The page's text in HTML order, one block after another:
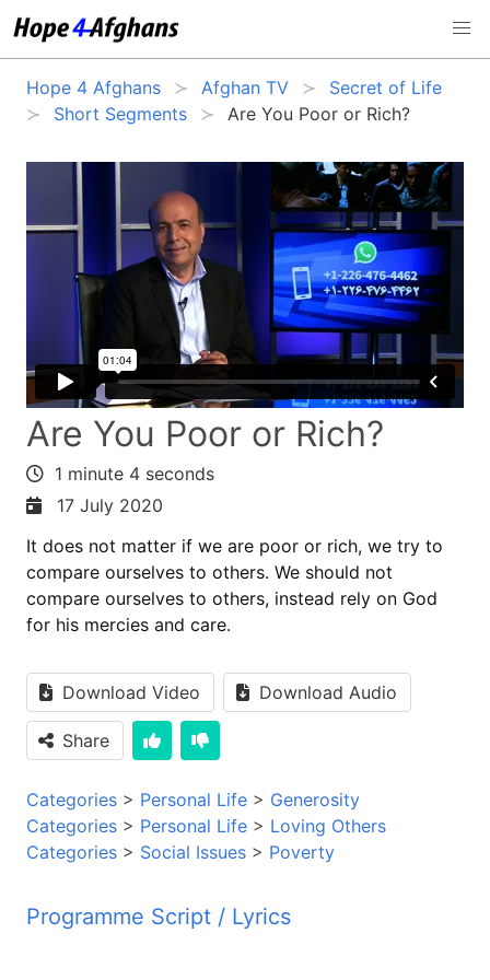
Hope 4 Afghans Afghan TV
Secret of Life
Short Segments
Are You Poor or Rich?
Are You Poor or Rich?
1 minute 4 seconds
17 July 2020
It does not matter if we are poor or rich, we try to
compare ourselves to others. We should not
compare ourselves to others, instead rely on God
for his mercies and care.
Download Video Download Audio
Share
Categories > Personal Life > Generosity
Categories > Personal Life > Loving Others
Categories > Social Issues > Poverty
Programme Script / Lyrics